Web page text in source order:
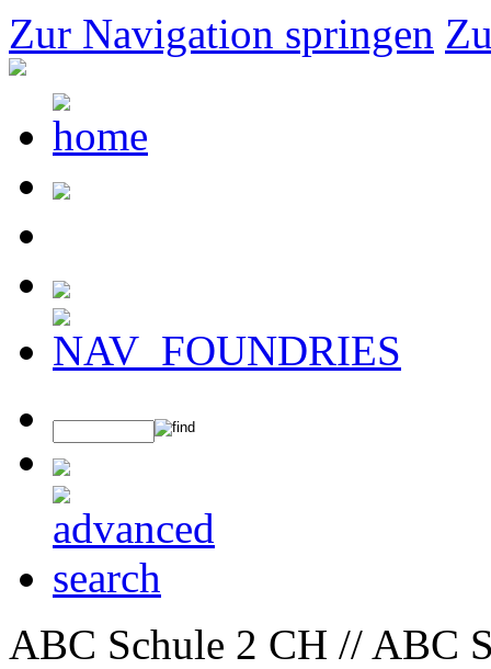
Zur Navigation springen
ABC Schule 2 CH // ABC